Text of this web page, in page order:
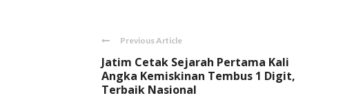
Previous Article
Jatim Cetak Sejarah Pertama Kali
Angka Kemiskinan Tembus 1 Digit,
Terbaik Nasional